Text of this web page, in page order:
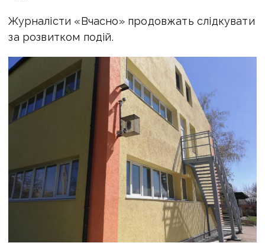
Журналісти «Вчасно» продовжать слідкувати
за розвитком подій.